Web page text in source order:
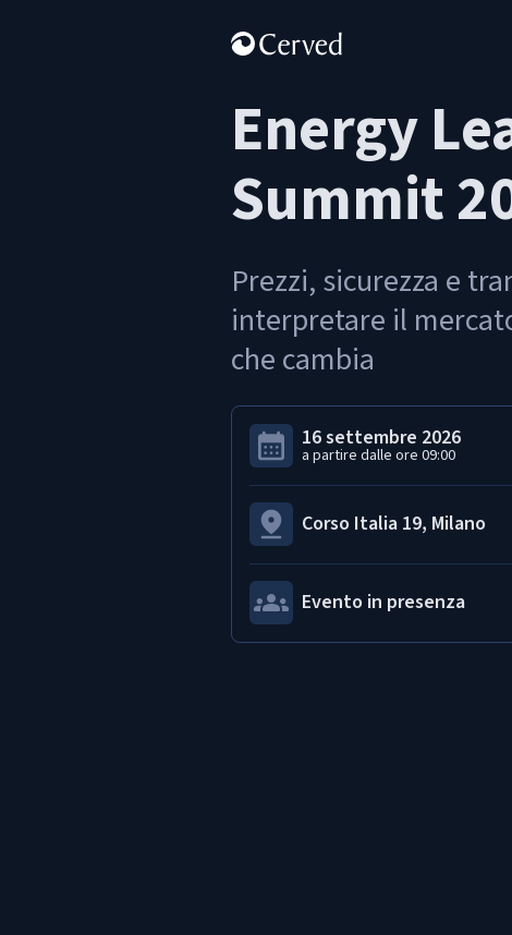
Energy
Summit
Prezzi, sicurezza e
interpretare il
che cambia
16 settembre 2026
a partire dalle ore 09:00
Corso Italia 19, Milano
Evento in presenza